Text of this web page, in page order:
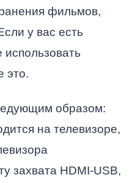
фильмов,
у вас есть
использовать
это.
образом:
на телевизоре,
захвата HDMI-USB,